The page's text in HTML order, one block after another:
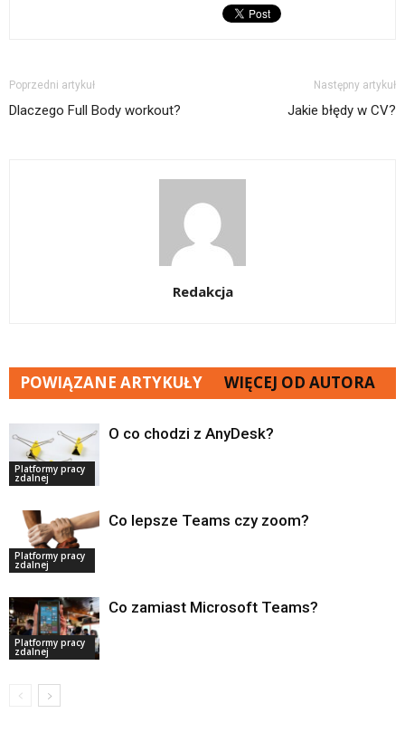
Poprzedni artykuł
Dlaczego Full Body workout?
Następny artykuł
Jakie błędy w CV?
Redakcja
POWIĄZANE ARTYKUŁY WIĘCEJ OD AUTORA
Platformy pracy
zdalnej
O co chodzi z AnyDesk?
Platformy pracy
zdalnej
Co lepsze Teams czy zoom?
Platformy pracy
zdalnej
Co zamiast Microsoft Teams?